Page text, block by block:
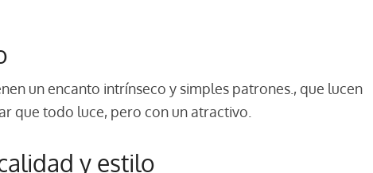
un encanto intrínseco y simples patrones., que lucen
que todo luce, pero con un atractivo.
y estilo